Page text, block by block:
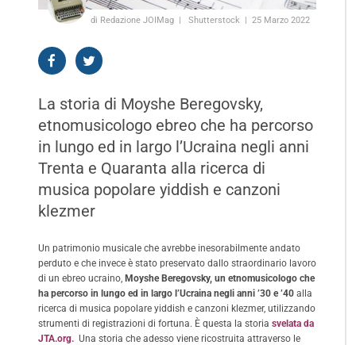
di Redazione JOIMag Shutterstock 25 Marzo 2022
La storia di Moyshe Beregovsky,
etnomusicologo ebreo che ha percorso
in lungo ed in largo l’Ucraina negli anni
Trenta e Quaranta alla ricerca di
musica popolare yiddish e canzoni
klezmer
Un patrimonio musicale che avrebbe inesorabilmente andato
perduto e che invece è stato preservato dallo straordinario lavoro
di un ebreo ucraino, Moyshe Beregovsky, un etnomusicologo che
ha percorso in lungo ed in largo l’Ucraina negli anni ’30 e ’40 alla
ricerca di musica popolare yiddish e canzoni klezmer, utilizzando
strumenti di registrazioni di fortuna. È questa la storia svelata da
JTA.org. Una storia che adesso viene ricostruita attraverso le